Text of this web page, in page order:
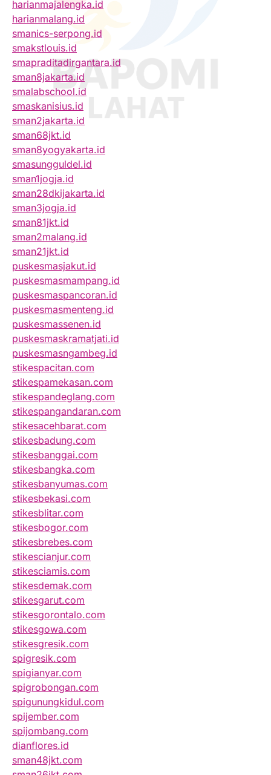
harianmajalengka.id
harianmalang.id
smanics-serpong.id
smakstlouis.id
smapraditadirgantara.id
sman8jakarta.id
smalabschool.id
smaskanisius.id
sman2jakarta.id
sman68jkt.id
sman8yogyakarta.id
smasungguldel.id
sman1jogja.id
sman28dkijakarta.id
sman3jogja.id
sman81jkt.id
sman2malang.id
sman21jkt.id
puskesmasjakut.id
puskesmasmampang.id
puskesmaspancoran.id
puskesmasmenteng.id
puskesmassenen.id
puskesmaskramatjati.id
puskesmasngambeg.id
stikespacitan.com
stikespamekasan.com
stikespandeglang.com
stikespangandaran.com
stikesacehbarat.com
stikesbadung.com
stikesbanggai.com
stikesbangka.com
stikesbanyumas.com
stikesbekasi.com
stikesblitar.com
stikesbogor.com
stikesbrebes.com
stikescianjur.com
stikesciamis.com
stikesdemak.com
stikesgarut.com
stikesgorontalo.com
stikesgowa.com
stikesgresik.com
spigresik.com
spigianyar.com
spigrobongan.com
spigunungkidul.com
spijember.com
spijombang.com
dianflores.id
sman48jkt.com